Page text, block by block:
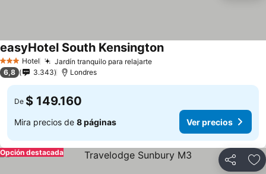
3 Estrellas
Hotel Jardín tranquilo para relajarte
easyHotel South Kensington
6,8 3.343 Londres
De $ 149.160
Mira precios de 8 páginas Ver precios
Compartir
Opción destacada